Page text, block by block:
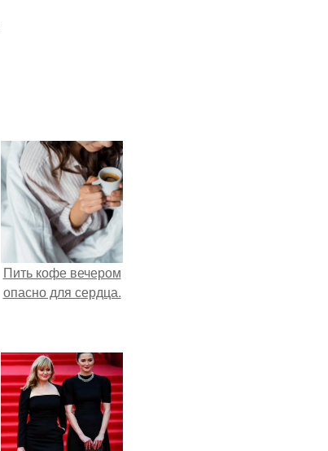
Пить кофе вечером
опасно для сердца.